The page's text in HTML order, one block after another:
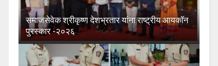
समाजसेवेक श्रीकृष्ण देशभ्रतार यांना राष्ट्रीय आयकॉन
पुरस्कार -२०२६